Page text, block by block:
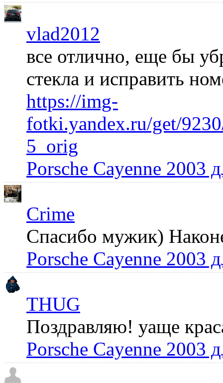
vlad2012
все отлично, еще бы
стекла и исправить
https://img-
fotki.yandex.ru/get/
5_orig
Porsche Cayenne 2003
Crime
Спасибо мужик)
Porsche Cayenne 2003
THUG
Поздравляю! уаще
Porsche Cayenne 2003